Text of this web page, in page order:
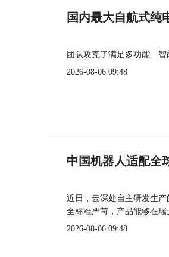
国内最大自航式纯
团队攻克了满足多功能、
2026-08-06 09:48
中国机器人适配全
近日，云深处自主研发生
全标准严苛，产品能够在
2026-08-06 09:48